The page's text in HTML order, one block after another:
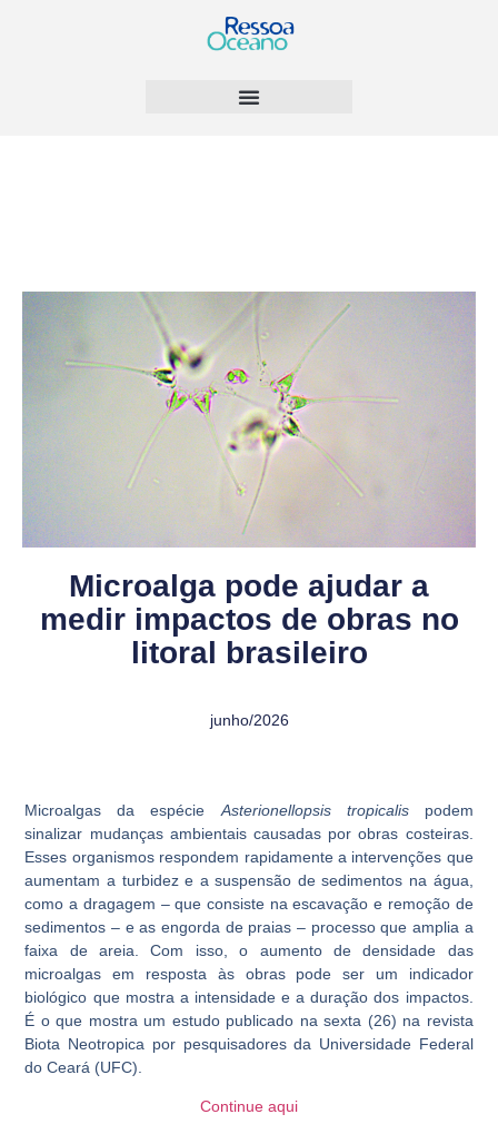
Microalga pode ajudar a
medir impactos de obras no
litoral brasileiro
junho/2026
Microalgas da espécie Asterionellopsis tropicalispodem
sinalizar mudanças ambientais causadas por obras costeiras.
Esses organismos respondem rapidamente a intervenções que
aumentam a turbidez e a suspensão de sedimentos na água,
como a dragagem – que consiste na escavação e remoção de
sedimentos – e as engorda de praias – processo que amplia a
faixa de areia. Com isso, o aumento de densidade das
microalgas em resposta às obras pode ser um indicador
biológico que mostra a intensidade e a duração dos impactos.
É o que mostra um estudo publicado na sexta (26) na revista
Biota Neotropica por pesquisadores da Universidade Federal
do Ceará (UFC).
Continue aqui